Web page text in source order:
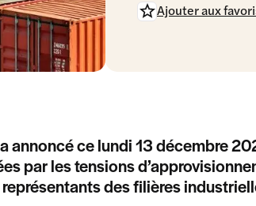
Ajouter aux
annoncé ce lundi 13 décembre
par les tensions
des filières